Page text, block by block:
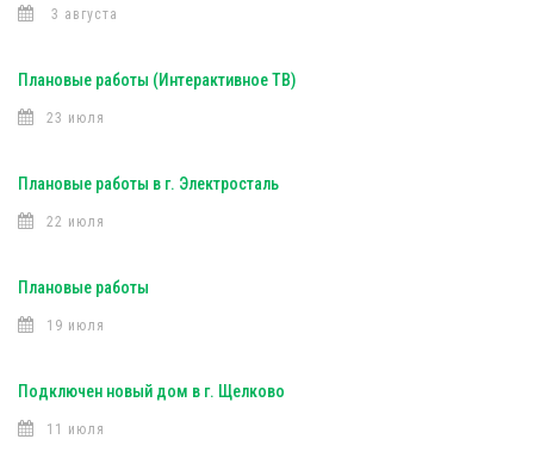
3 августа
Плановые работы (Интерактивное ТВ)
23 июля
Плановые работы в г. Электросталь
22 июля
Плановые работы
19 июля
Подключен новый дом в г. Щелково
11 июля